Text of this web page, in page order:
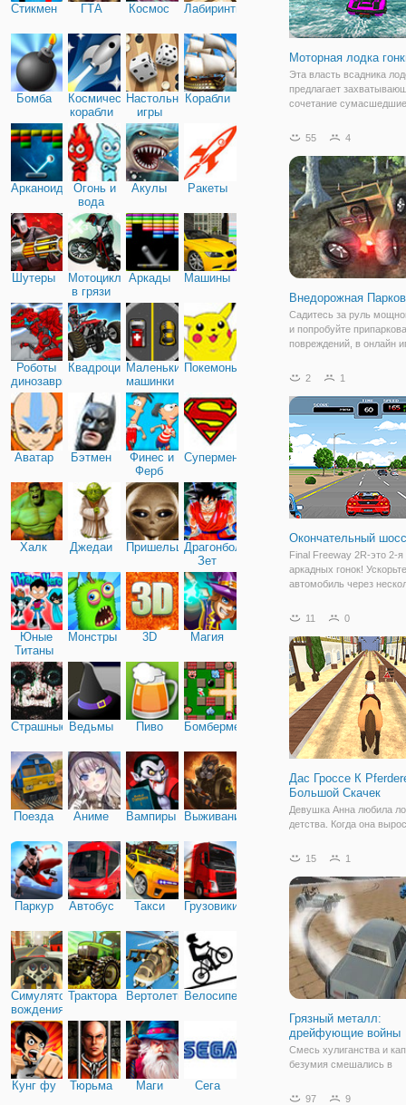
Стикмен ГТА Космос Лабиринты
Бомба
Космические
корабли
Настольные
игры
Корабли
Арканоид
Огонь и
вода
Акулы Ракеты
Шутеры
Мотоциклы
в грязи
Аркады Машины
Роботы
динозавры
КвадроциклыМаленькие
машинки
Покемоны
Аватар Бэтмен
Финес и
Ферб
Супермен
Халк Джедаи ПришельцыДрагонболл
Зет
Юные
Титаны
Монстры 3D Магия
Страшные Ведьмы Пиво Бомбермен
Поезда Аниме Вампиры Выживание
Паркур Автобус Такси Грузовики
Симулятор
вождения
Трактора ВертолетыВелосипед
Кунг фу Тюрьма Маги Сега
Моторная лодка
Эта власть всадника
предлагает
сочетание
будете иметь, чтобы
вам придется ездить по
потрясающих уровней
55 4
Внедорожная
Садитесь за руль
и попробуйте
повреждений, в онлайн
вместо скучных
пересеченной
окружении деревьев и
2 1
Окончательный
Final Freeway 2R-это 2-я
аркадных гонок!
автомобиль через
персонажа и выберите
чувство скорости,
запоминающиеся
11 0
Дас Гроссе К
Большой Скачек
Девушка Анна любила
детства. Когда она
имеет красивую лошадь
сегодня в больших
будет проходить на
улица в
15 1
Грязный металл:
дрейфующие войны
Смесь хулиганства и
безумия смешались в
“Грязный металл:
97 9